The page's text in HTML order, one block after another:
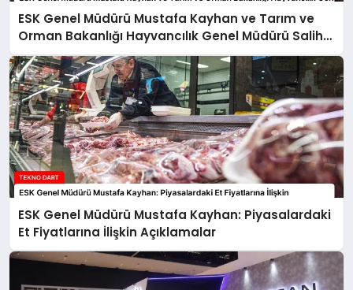
ESK Genel Müdürü Mustafa Kayhan ve Tarım ve
Orman Bakanlığı Hayvancılık Genel Müdürü Salih
Çelik’ten Kırmızı Et Piyasasına İlişkin Açıklamalar
ESK Genel Müdürü Mustafa Kayhan: Piyasalardaki
Et Fiyatlarına İlişkin Açıklamalar